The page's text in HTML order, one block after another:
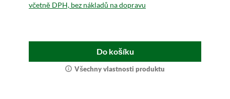
včetně DPH, bez nákladů na dopravu
Do košíku
Všechny vlastnosti produktu